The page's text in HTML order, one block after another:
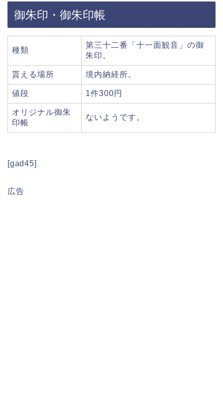
御朱印・御朱印帳
種類
第三十二番「十一面観音」の御
朱印。
貰える場所 境内納経所。
値段 1件300円
オリジナル御朱
印帳
ないようです。
[gad45]
広告